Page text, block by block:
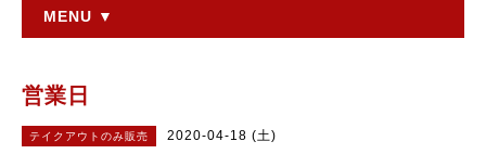
MENU ▼
営業日
テイクアウトのみ販売 2020-04-18 (土)